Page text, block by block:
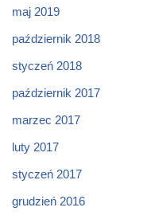
maj 2019
październik 2018
styczeń 2018
październik 2017
marzec 2017
luty 2017
styczeń 2017
grudzień 2016